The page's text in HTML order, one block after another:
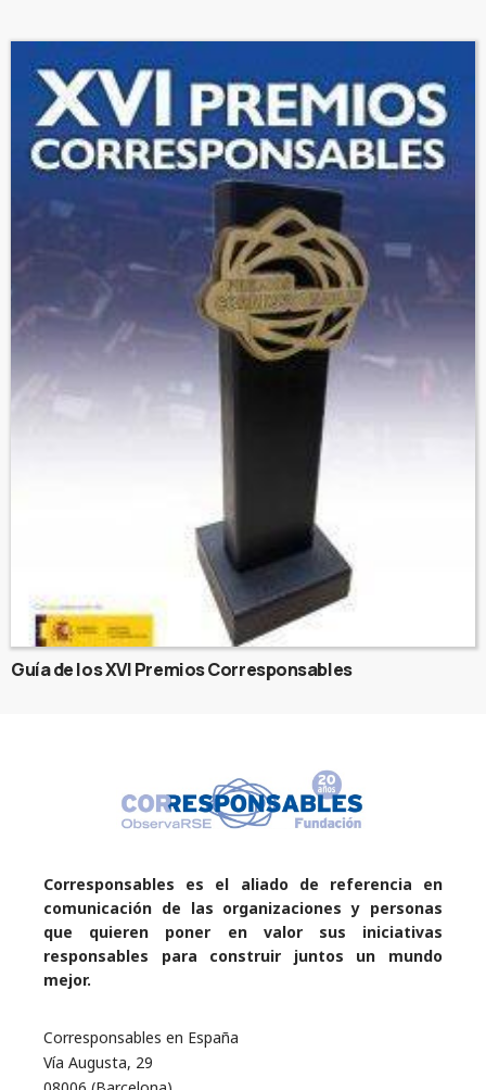
Guía de los XVI Premios Corresponsables
Corresponsables es el aliado de referencia en
comunicación de las organizaciones y personas
que quieren poner en valor sus iniciativas
responsables para construir juntos un mundo
mejor.
Corresponsables en España
Vía Augusta, 29